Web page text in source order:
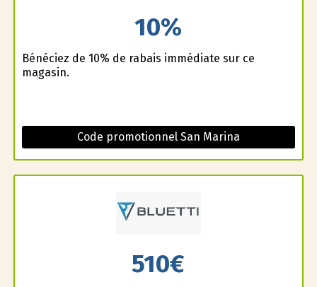
10%
Bénéficiez de 10% de rabais immédiate sur ce
magasin.
Code promotionnel San Marina
510€